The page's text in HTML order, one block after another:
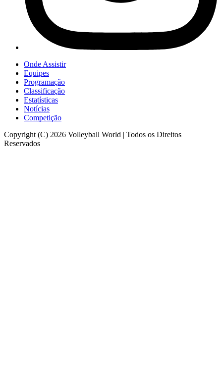
Onde Assistir
Equipes
Programação
Classificação
Estatísticas
Notícias
Competição
Copyright (C) 2026 Volleyball World | Todos os Direitos
Reservados